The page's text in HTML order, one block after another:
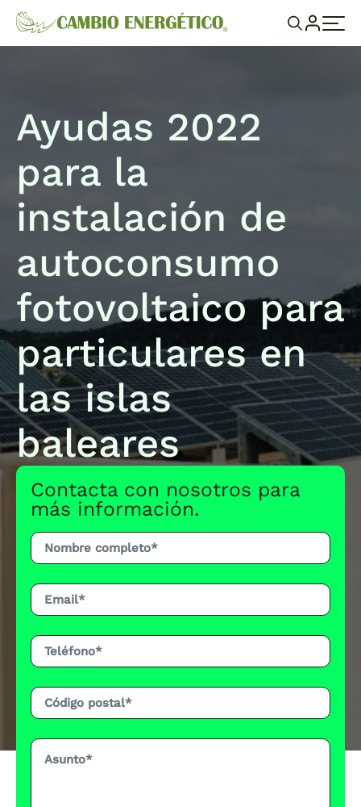
Ayudas 2022
para la
instalación de
autoconsumo
fotovoltaico para
particulares en
las islas
baleares
Contacta con nosotros para
más información.